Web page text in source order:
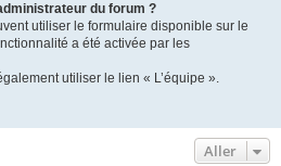
du forum ?
utiliser le formulaire disponible sur le
a été activée par les
utiliser le lien « L’équipe ».
Aller